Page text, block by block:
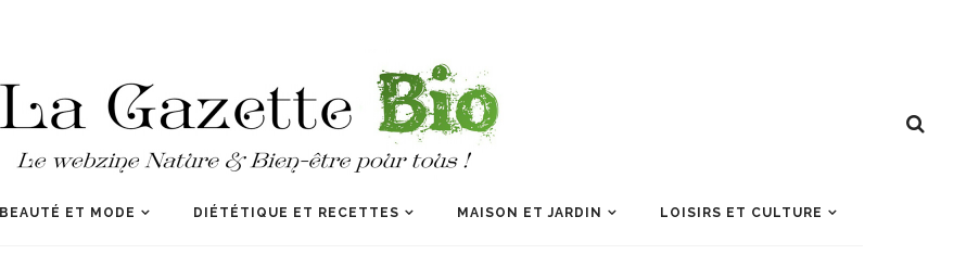
BEAUTÉ ET MODE DIÉTÉTIQUE ET RECETTES MAISON ET JARDIN LOISIRS ET CULTURE